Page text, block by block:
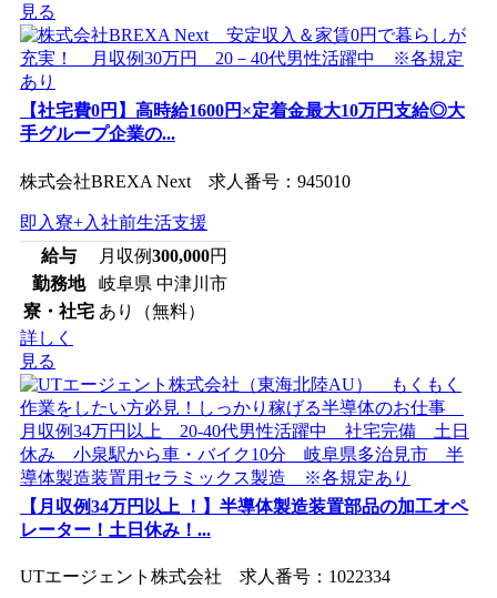
見る
【社宅費0円】高時給1600円×定着金最大10万円支給◎大
手グループ企業の...
株式会社BREXA Next 求人番号：945010
即入寮+入社前生活支援
給与
月収例300,000円
勤務地
岐阜県 中津川市
寮・社宅 あり（無料）
詳しく
見る
【月収例34万円以上 ！】半導体製造装置部品の加工オペ
レーター！土日休み！...
UTエージェント株式会社 求人番号：1022334